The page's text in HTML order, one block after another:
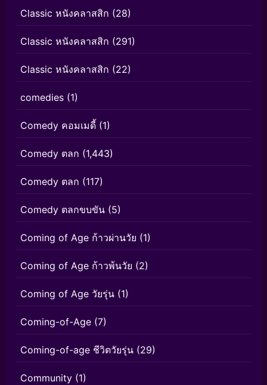
Classic หนังคลาสสิก (28)
Classic หนังคลาสสิก (291)
Classic หนังคลาสสิก (22)
comedies (1)
Comedy คอมเมดี้ (1)
Comedy ตลก (1,443)
Comedy ตลก (117)
Comedy ตลกขบขัน (5)
Coming of Age ก้าวผ่านวัย (1)
Coming of Age ก้าวพ้นวัย (2)
Coming of Age วัยรุ่น (1)
Coming-of-Age (7)
Coming-of-age ชีวิตวัยรุ่น (29)
Community (1)